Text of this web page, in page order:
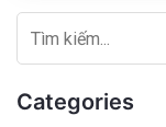
Categories